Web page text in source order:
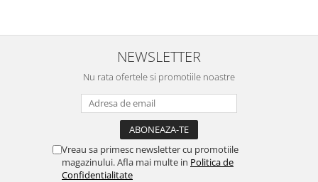
NEWSLETTER
Nu rata ofertele si promotiile noastre
Vreau sa primesc newsletter cu promotiile
magazinului. Afla mai multe in Politica de
Confidentialitate